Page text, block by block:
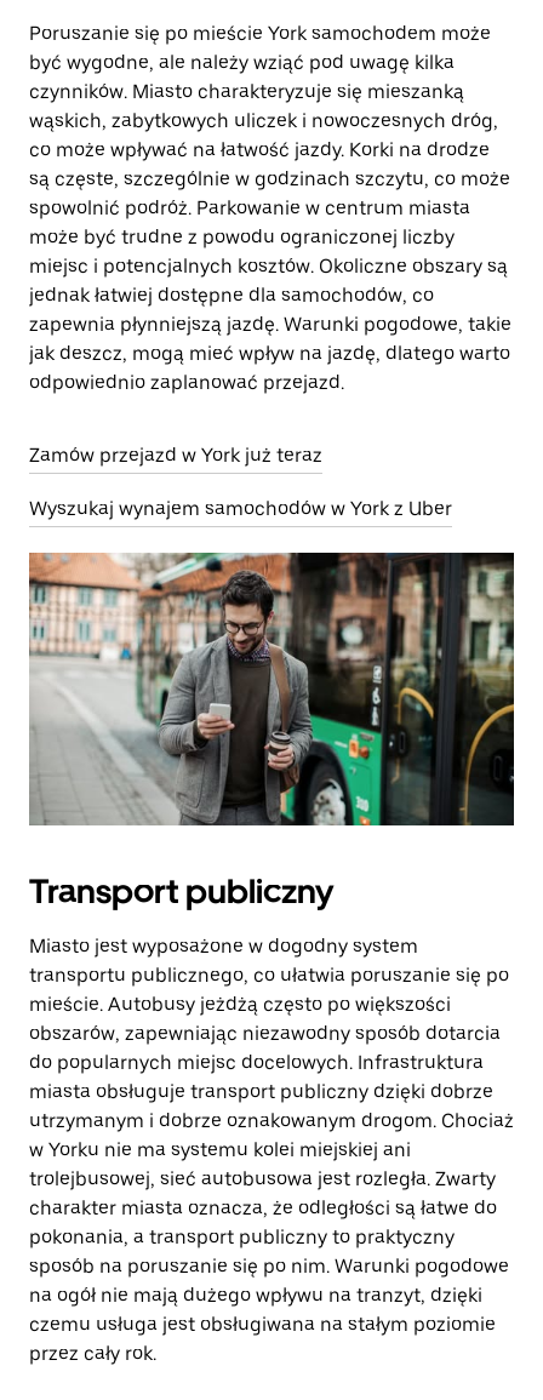
Poruszanie się po mieście York samochodem może
być wygodne, ale należy wziąć pod uwagę kilka
czynników. Miasto charakteryzuje się mieszanką
wąskich, zabytkowych uliczek i nowoczesnych dróg,
co może wpływać na łatwość jazdy. Korki na drodze
są częste, szczególnie w godzinach szczytu, co może
spowolnić podróż. Parkowanie w centrum miasta
może być trudne z powodu ograniczonej liczby
miejsc i potencjalnych kosztów. Okoliczne obszary są
jednak łatwiej dostępne dla samochodów, co
zapewnia płynniejszą jazdę. Warunki pogodowe, takie
jak deszcz, mogą mieć wpływ na jazdę, dlatego warto
odpowiednio zaplanować przejazd.
Zamów przejazd w York już teraz
Wyszukaj wynajem samochodów w York z Uber
Transport publiczny
Miasto jest wyposażone w dogodny system
transportu publicznego, co ułatwia poruszanie się po
mieście. Autobusy jeżdżą często po większości
obszarów, zapewniając niezawodny sposób dotarcia
do popularnych miejsc docelowych. Infrastruktura
miasta obsługuje transport publiczny dzięki dobrze
utrzymanym i dobrze oznakowanym drogom. Chociaż
w Yorku nie ma systemu kolei miejskiej ani
trolejbusowej, sieć autobusowa jest rozległa. Zwarty
charakter miasta oznacza, że odległości są łatwe do
pokonania, a transport publiczny to praktyczny
sposób na poruszanie się po nim. Warunki pogodowe
na ogół nie mają dużego wpływu na tranzyt, dzięki
czemu usługa jest obsługiwana na stałym poziomie
przez cały rok.